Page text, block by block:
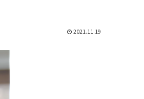
2021.11.19